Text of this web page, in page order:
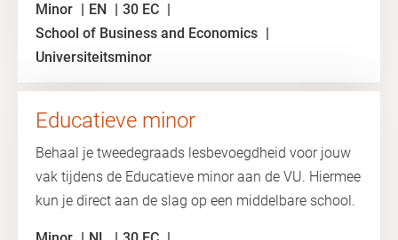
Minor EN
30 EC
School of Business and Economics
Universiteitsminor
Educatieve minor
Behaal je tweedegraads lesbevoegdheid voor jouw
vak tijdens de Educatieve minor aan de VU. Hiermee
kun je direct aan de slag op een middelbare school.